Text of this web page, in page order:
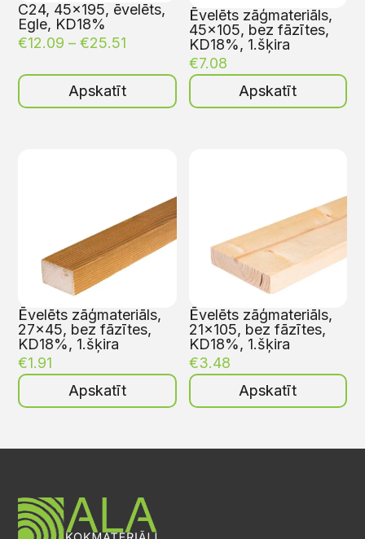
C24, 45×195, ēvelēts,
Egle, KD18%
€12.09 – €25.51
Apskatīt
Ēvelēts zāģmateriāls,
45×105, bez fāzītes,
KD18%, 1.šķira
€7.08
Apskatīt
Ēvelēts zāģmateriāls,
27×45, bez fāzītes,
KD18%, 1.šķira
€1.91
Apskatīt
Ēvelēts zāģmateriāls,
21×105, bez fāzītes,
KD18%, 1.šķira
€3.48
Apskatīt